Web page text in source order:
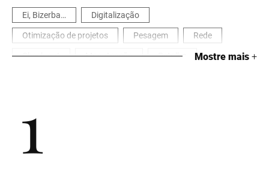
Ei, Bizerba…
Digitalização
Otimização de projetos
Pesagem
Rede
Check-out
Manutenção Retalho Mostre mais+
1